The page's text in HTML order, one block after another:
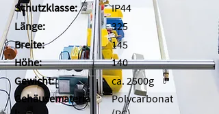
Schutzklasse:
Länge:
Breite:
Höhe:
Gewicht:
Gehäusemateria
IP44
325
145
140
ca. 2500g
Polycarbonat